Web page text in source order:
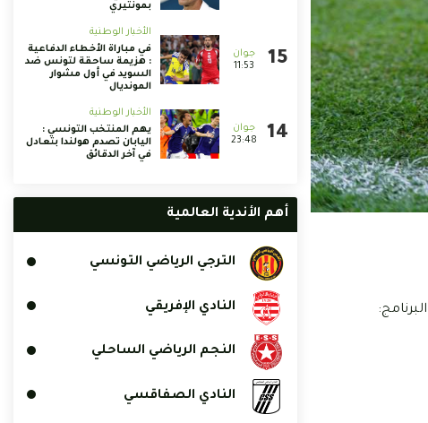
بمونتيري
11:53
الأخبار الوطنية
في مباراة الأخطاء الدفاعية
: هزيمة ساحقة لتونس ضد
السويد في أول مشوار
المونديال
23:48
الأخبار الوطنية
يهم المنتخب التونسي :
اليابان تصدم هولندا بتعادل
في آخر الدقائق
أهم الأندية العالمية
الترجي الرياضي التونسي
النادي الإفريقي
النجم الرياضي الساحلي
النادي الصفاقسي